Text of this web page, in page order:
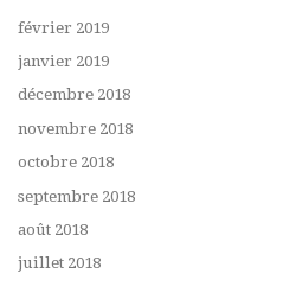
février 2019
janvier 2019
décembre 2018
novembre 2018
octobre 2018
septembre 2018
août 2018
juillet 2018